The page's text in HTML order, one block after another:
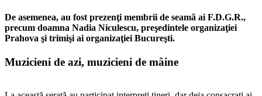
De asemenea, au fost prezenţi membrii de seamă ai F.D.G.R.,
precum doamna Nadia Niculescu, preşedintele organizaţiei
Prahova şi trimişi ai organizaţiei Bucureşti.
Muzicieni de azi, muzicieni de mâine